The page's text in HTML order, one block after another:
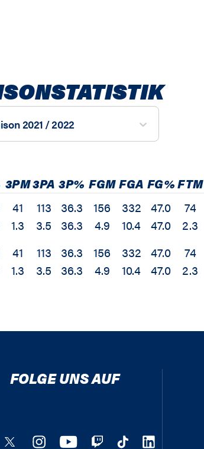
2021 / 2022
3PM3PA 3P% FGMFGA FG%FTM
41
1.3
113
3.5
36.3
36.3
156
4.9
332
10.4
47.0
47.0
74
2.3
41
1.3
113
3.5
36.3
36.3
156
4.9
332
10.4
47.0
47.0
74
2.3
FOLGE UNS AUF